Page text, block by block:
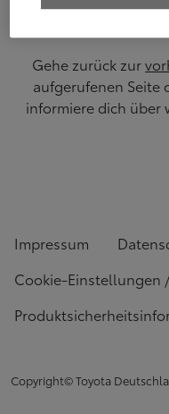
Gehe zurück zur
aufgerufenen Seite
informiere dich über
Impressum
Cookie-Einstellungen
Copyright© Toyota